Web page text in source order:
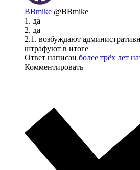
BBmike @BBmike
1. да
2. да
2.1. возбуждают
штрафуют в итоге
Ответ написан более трёх лет
Комментировать